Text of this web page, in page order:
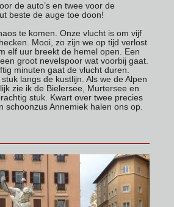
de auto’s en twee voor de
beste de auge toe doon!
te komen. Onze vlucht is om vijf
Mooi, zo zijn we op tijd verlost
elf uur breekt de hemel open. Een
groot nevelspoor wat voorbij gaat.
minuten gaat de vlucht duren.
langs de kustlijn. Als we de Alpen
zie ik de Bielersee, Murtersee en
stuk. Kwart over twee precies
schoonzus Annemiek halen ons op.